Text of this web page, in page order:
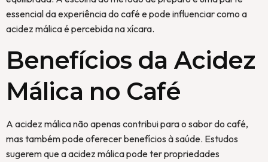
essencial da experiência do café e pode influenciar como a
acidez málica é percebida na xícara.
Benefícios da Acidez
Málica no Café
A acidez málica não apenas contribui para o sabor do café,
mas também pode oferecer benefícios à saúde. Estudos
sugerem que a acidez málica pode ter propriedades